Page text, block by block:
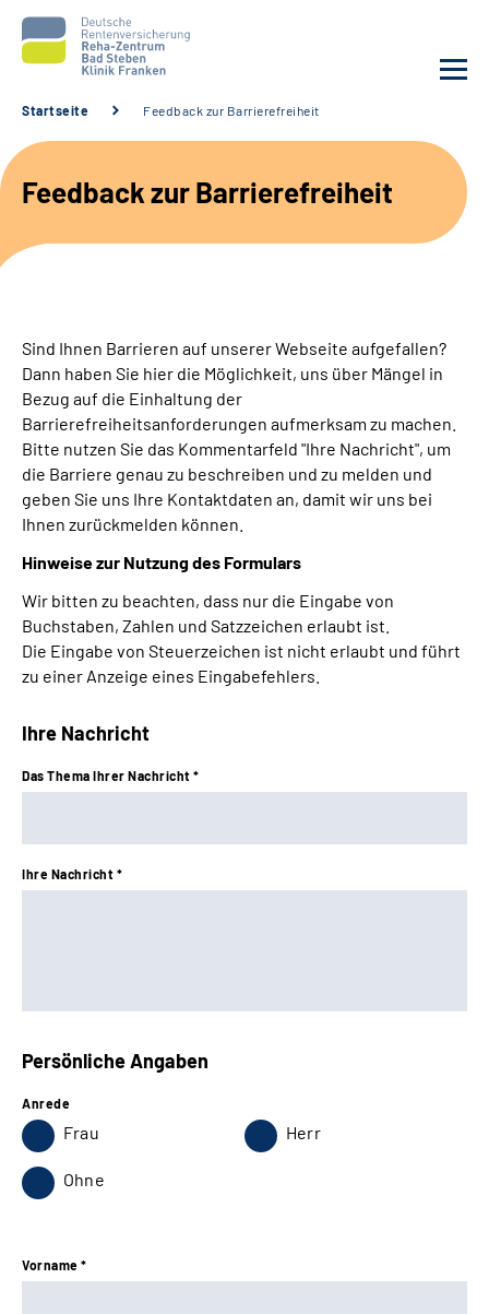
Unsere Klinik
Unsere Angebote
Sozialdienste & Zuweisende
Suche
Leichte Sprache
Gebärdensprache
Startseite Feedback zur Barrierefreiheit
Feedback zur Barrierefreiheit
Sind Ihnen Barrieren auf unserer Webseite aufgefallen?
Dann haben Sie hier die Möglichkeit, uns über Mängel in
Bezug auf die Einhaltung der
Barrierefreiheitsanforderungen aufmerksam zu machen.
Bitte nutzen Sie das Kommentarfeld "Ihre Nachricht", um
die Barriere genau zu beschreiben und zu melden und
geben Sie uns Ihre Kontaktdaten an, damit wir uns bei
Ihnen zurückmelden können.
Hinweise zur Nutzung des Formulars
Wir bitten zu beachten, dass nur die Eingabe von
Buchstaben, Zahlen und Satzzeichen erlaubt ist.
Die Eingabe von Steuerzeichen ist nicht erlaubt und führt
zu einer Anzeige eines Eingabefehlers.
Ihre Nachricht
Das Thema Ihrer Nachricht *
Ihre Nachricht *
Persönliche Angaben
Anrede
Frau Herr
Ohne
Vorname *